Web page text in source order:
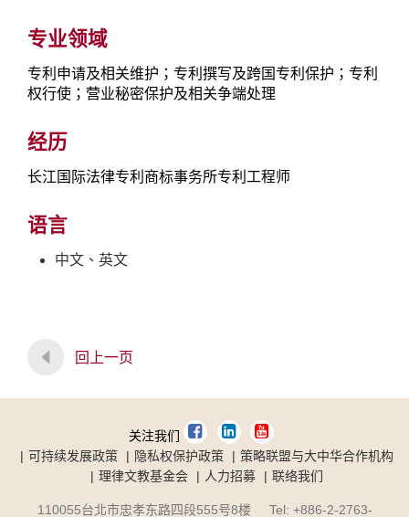
专业领域
专利申请及相关维护；专利撰写及跨国专利保护；专利
权行使；营业秘密保护及相关争端处理
经历
长江国际法律专利商标事务所专利工程师
语言
中文、英文
回上一页
关注我们
可持续发展政策
隐私权保护政策
策略联盟与大中华合作机构
理律文教基金会
人力招募 联络我们
110055台北市忠孝东路四段555号8楼 Tel: +886-2-2763-